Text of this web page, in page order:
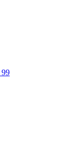
99